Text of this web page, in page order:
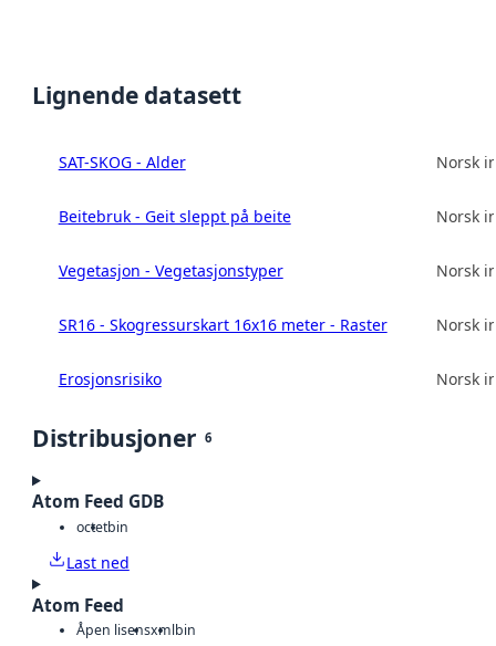
Lignende datasett
SAT-SKOG - Alder Norsk
Beitebruk - Geit sleppt på beite Norsk
Vegetasjon - Vegetasjonstyper Norsk
SR16 - Skogressurskart 16x16 meter - Raster Norsk
Erosjonsrisiko Norsk
Distribusjoner 6
Atom Feed GDB
octetbin
Last ned
Atom Feed
Åpen lisensxmlbin